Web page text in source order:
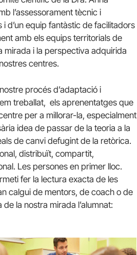
l’assessorament tècnic i
i d’un equip fantàstic de facilitadors
amb els equips territorials de
mirada i la perspectiva adquirida
centres.
procés d’adaptació i
treballat, els aprenentatges que
per a millorar-la, especialment
idea de passar de la teoria a la
de canvi defugint de la retòrica.
distribuït, compartit,
Les persones en primer lloc.
fer la lectura exacta de les
calgui de mentors, de coach o de
la nostra mirada l’alumnat: